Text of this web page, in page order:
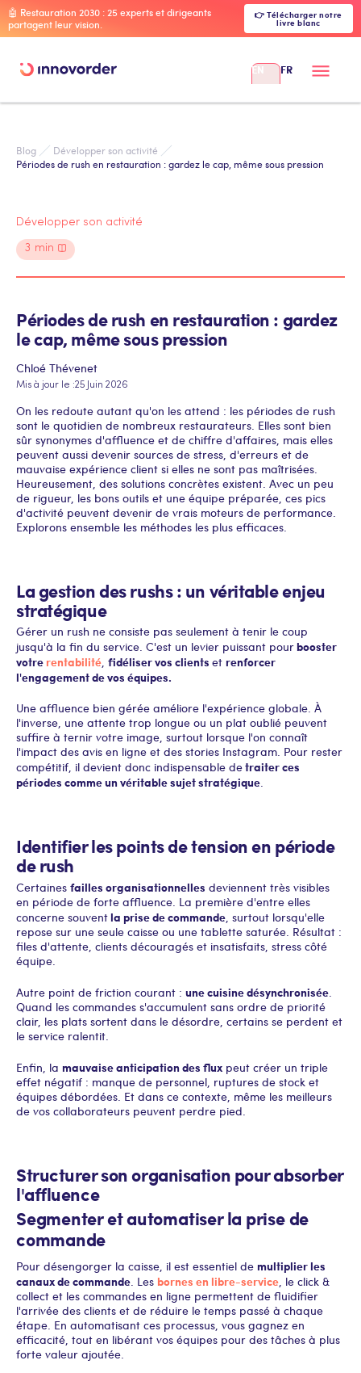
🤖 Restauration 2030 : 25 experts et dirigeants
partagent leur vision.
👉 Télécharger notre
livre blanc
EN FR
Blog
Développer son activité
Périodes de rush en restauration : gardez le cap, même sous pression
Développer son activité
3 min
Périodes de rush en restauration : gardez
le cap, même sous pression
Chloé Thévenet
Mis à jour le :25 Juin 2026
On les redoute autant qu'on les attend : les périodes de rush
sont le quotidien de nombreux restaurateurs. Elles sont bien
sûr synonymes d'affluence et de chiffre d'affaires, mais elles
peuvent aussi devenir sources de stress, d'erreurs et de
mauvaise expérience client si elles ne sont pas maîtrisées.
Heureusement, des solutions concrètes existent. Avec un peu
de rigueur, les bons outils et une équipe préparée, ces pics
d'activité peuvent devenir de vrais moteurs de performance.
Explorons ensemble les méthodes les plus efficaces.
La gestion des rushs : un véritable enjeu
stratégique
Gérer un rush ne consiste pas seulement à tenir le coup
jusqu'à la fin du service. C'est un levier puissant pourbooster
votre rentabilité, fidéliser vos clients et renforcer
l'engagement de vos équipes.
Une affluence bien gérée améliore l'expérience globale. À
l'inverse, une attente trop longue ou un plat oublié peuvent
suffire à ternir votre image, surtout lorsque l'on connaît
l'impact des avis en ligne et des stories Instagram. Pour rester
compétitif, il devient donc indispensable detraiter ces
périodes comme un véritable sujet stratégique.
Identifier les points de tension en période
de rush
Certaines failles organisationnelles deviennent très visibles
en période de forte affluence. La première d'entre elles
concerne souventla prise de commande, surtout lorsqu'elle
repose sur une seule caisse ou une tablette saturée. Résultat :
files d'attente, clients découragés et insatisfaits, stress côté
équipe.
Autre point de friction courant : une cuisine désynchronisée.
Quand les commandes s'accumulent sans ordre de priorité
clair, les plats sortent dans le désordre, certains se perdent et
le service ralentit.
Enfin, la mauvaise anticipation des flux peut créer un triple
effet négatif : manque de personnel, ruptures de stock et
équipes débordées. Et dans ce contexte, même les meilleurs
de vos collaborateurs peuvent perdre pied.
Structurer son organisation pour absorber
l'affluence
Segmenter et automatiser la prise de
commande
Pour désengorger la caisse, il est essentiel de multiplier les
canaux de commande. Les bornes en libre-service, le click &
collect et les commandes en ligne permettent de fluidifier
l'arrivée des clients et de réduire le temps passé à chaque
étape. En automatisant ces processus, vous gagnez en
efficacité, tout en libérant vos équipes pour des tâches à plus
forte valeur ajoutée.